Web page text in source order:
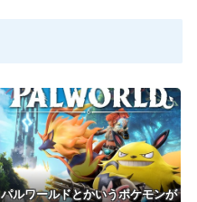
パルワールドとかいうポケモンが